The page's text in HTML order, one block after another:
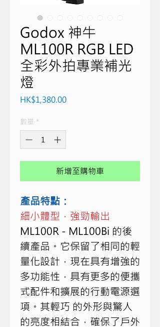
Godox 神牛
ML100R RGB LED
全彩外拍專業補光
燈
HK$1,380.00價
數量 *
新增至購物車
產品特點：
細小體型，強勁輸出
ML100R - ML100Bi 的後
續產品。它保留了相同的輕
量化設計，現在具有增強的
多功能性，具有更多的便攜
式配件和擴展的行動電源選
項。其輕巧 的外形與驚人
的亮度相結合，確保了戶外